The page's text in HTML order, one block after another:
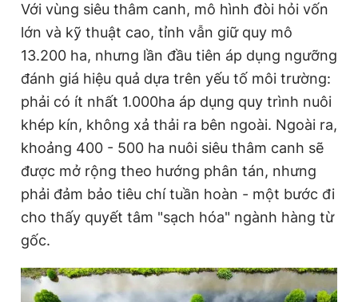
Với vùng siêu thâm canh, mô hình đòi hỏi vốn
lớn và kỹ thuật cao, tỉnh vẫn giữ quy mô
13.200 ha, nhưng lần đầu tiên áp dụng ngưỡng
đánh giá hiệu quả dựa trên yếu tố môi trường:
phải có ít nhất 1.000ha áp dụng quy trình nuôi
khép kín, không xả thải ra bên ngoài. Ngoài ra,
khoảng 400 - 500 ha nuôi siêu thâm canh sẽ
được mở rộng theo hướng phân tán, nhưng
phải đảm bảo tiêu chí tuần hoàn - một bước đi
cho thấy quyết tâm "sạch hóa" ngành hàng từ
gốc.